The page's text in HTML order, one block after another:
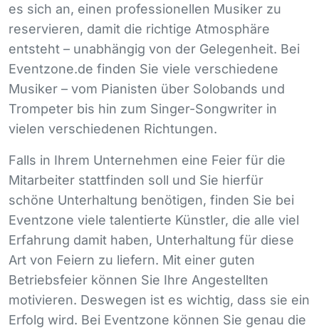
es sich an, einen professionellen Musiker zu
reservieren, damit die richtige Atmosphäre
entsteht – unabhängig von der Gelegenheit. Bei
Eventzone.de finden Sie viele verschiedene
Musiker – vom Pianisten über Solobands und
Trompeter bis hin zum Singer-Songwriter in
vielen verschiedenen Richtungen.
Falls in Ihrem Unternehmen eine Feier für die
Mitarbeiter stattfinden soll und Sie hierfür
schöne Unterhaltung benötigen, finden Sie bei
Eventzone viele talentierte Künstler, die alle viel
Erfahrung damit haben, Unterhaltung für diese
Art von Feiern zu liefern. Mit einer guten
Betriebsfeier können Sie Ihre Angestellten
motivieren. Deswegen ist es wichtig, dass sie ein
Erfolg wird. Bei Eventzone können Sie genau die